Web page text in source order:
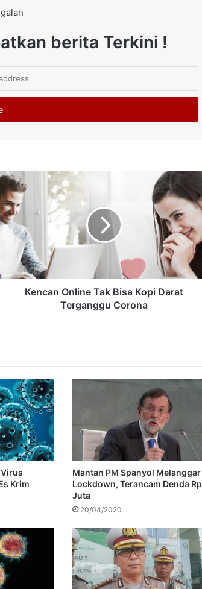
berita Terkini !
Kencan Online Tak Bisa Kopi Darat
Terganggu Corona
Krim
Mantan PM Spanyol Melanggar
Lockdown, Terancam Denda
Juta
20/04/2020